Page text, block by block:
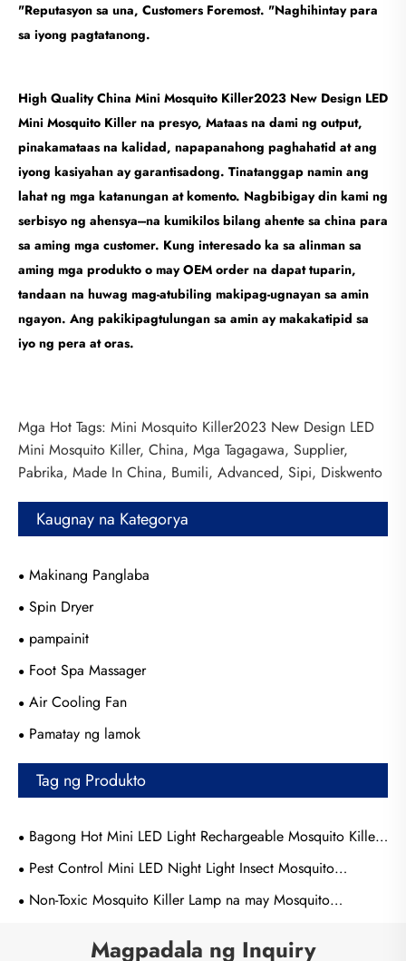
"Reputasyon sa una, Customers Foremost. "Naghihintay para
sa iyong pagtatanong.
High Quality China Mini Mosquito Killer2023 New Design LED
Mini Mosquito Killer na presyo, Mataas na dami ng output,
pinakamataas na kalidad, napapanahong paghahatid at ang
iyong kasiyahan ay garantisadong. Tinatanggap namin ang
lahat ng mga katanungan at komento. Nagbibigay din kami ng
serbisyo ng ahensya---na kumikilos bilang ahente sa china para
sa aming mga customer. Kung interesado ka sa alinman sa
aming mga produkto o may OEM order na dapat tuparin,
tandaan na huwag mag-atubiling makipag-ugnayan sa amin
ngayon. Ang pakikipagtulungan sa amin ay makakatipid sa
iyo ng pera at oras.
Mga Hot Tags: Mini Mosquito Killer2023 New Design LED
Mini Mosquito Killer, China, Mga Tagagawa, Supplier,
Pabrika, Made In China, Bumili, Advanced, Sipi, Diskwento
Kaugnay na Kategorya
Makinang Panglaba
Spin Dryer
pampainit
Foot Spa Massager
Air Cooling Fan
Pamatay ng lamok
Tag ng Produkto
Bagong Hot Mini LED Light Rechargeable Mosquito Killer
Killer
Pest Control Mini LED Night Light Insect Mosquito
Repellent
Non-Toxic Mosquito Killer Lamp na may Mosquito
Magpadala ng Inquiry